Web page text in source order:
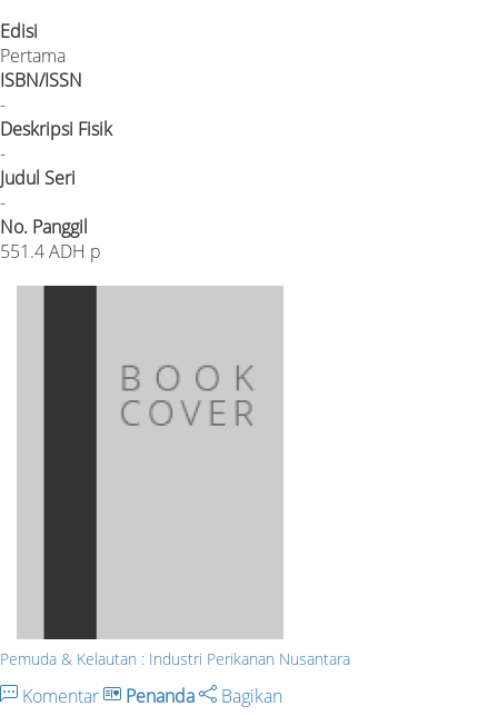
Edisi
Pertama
ISBN/ISSN
-
Deskripsi Fisik
-
Judul Seri
-
No. Panggil
551.4 ADH p
Pemuda & Kelautan : Industri Perikanan Nusantara
Komentar Penanda Bagikan